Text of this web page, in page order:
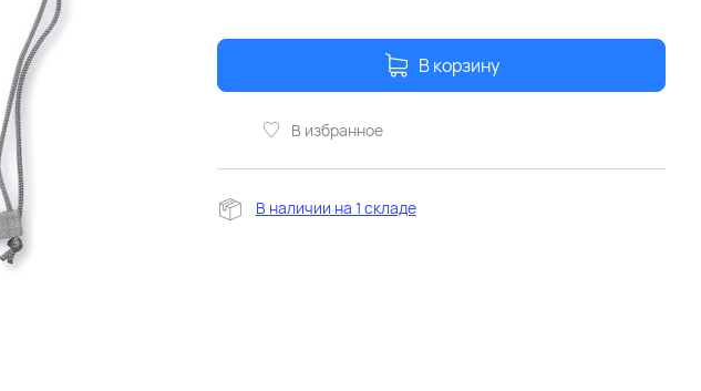
В корзину
В избранное
В наличии на 1 складе